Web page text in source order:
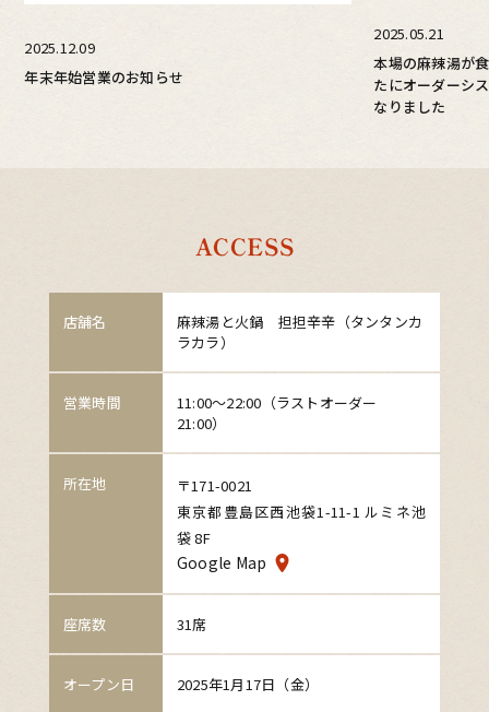
2025.12.09
年末年始営業のお知らせ
2025.05.21
本場の麻辣湯が
たにオーダーシ
なりました
ACCESS
店舗名
麻辣湯と火鍋 担担辛辛（タンタンカ
ラカラ）
営業時間
11:00～22:00（ラストオーダー
21:00）
所在地
〒171-0021
東京都豊島区西池袋1-11-1 ルミネ池
袋 8F
Google Map
座席数 31席
オープン日 2025年1月17日（金）